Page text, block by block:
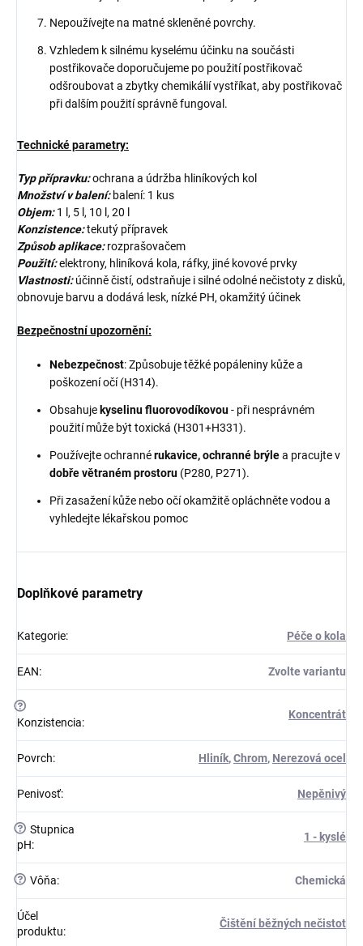
Nepoužívejte na matné skleněné povrchy.
Vzhledem k silnému kyselému účinku na součásti
postřikovače doporučujeme po použití postřikovač
odšroubovat a zbytky chemikálií vystříkat, aby postřikovač
při dalším použití správně fungoval.
Technické parametry:
Typ přípravku:ochrana a údržba hliníkových kol
Množství v balení:balení: 1 kus
Objem:1 l, 5 l, 10 l, 20 l
Konzistence:tekutý přípravek
Způsob aplikace:rozprašovačem
Použití:elektrony, hliníková kola, ráfky, jiné kovové prvky
Vlastnosti:účinně čistí, odstraňuje i silné odolné nečistoty z disků,
obnovuje barvu a dodává lesk, nízké PH, okamžitý účinek
Bezpečnostní upozornění:
Nebezpečnost: Způsobuje těžké popáleniny kůže a
poškození očí (H314).
Obsahuje kyselinu fluorovodíkovou- při nesprávném
použití může být toxická (H301+H331).
Používejte ochrannérukavice, ochranné brýlea pracujte v
dobře větraném prostoru (P280, P271).
Při zasažení kůže nebo očí okamžitě opláchněte vodou a
vyhledejte lékařskou pomoc
Doplňkové parametry
Kategorie: Péče o kola
EAN: Zvolte variantu
?
Konzistencia:
Koncentrát
Povrch: Hliník,Chrom, Nerezová ocel
Penivosť: Nepěnivý
? Stupnica
pH:
1 - kyslé
? Vôňa: Chemická
Účel
produktu:
Čištění běžných nečistot